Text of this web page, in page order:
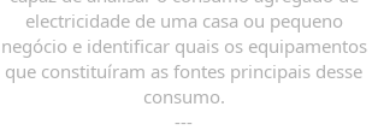
electricidade de uma casa ou pequeno
negócio e identificar quais os equipamentos
que constituíram as fontes principais desse
consumo.
---